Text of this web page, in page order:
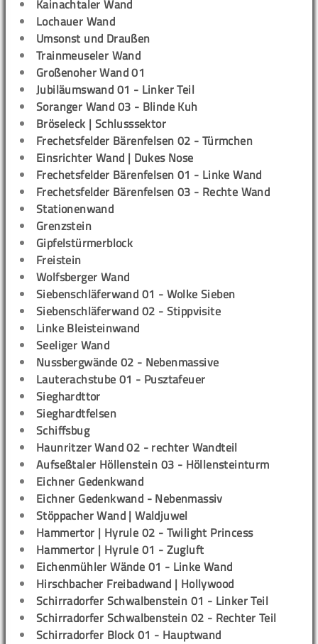
Kainachtaler Wand
Lochauer Wand
Umsonst und Draußen
Trainmeuseler Wand
Großenoher Wand 01
Jubiläumswand 01 - Linker Teil
Soranger Wand 03 - Blinde Kuh
Bröseleck | Schlusssektor
Frechetsfelder Bärenfelsen 02 - Türmchen
Einsrichter Wand | Dukes Nose
Frechetsfelder Bärenfelsen 01 - Linke Wand
Frechetsfelder Bärenfelsen 03 - Rechte Wand
Stationenwand
Grenzstein
Gipfelstürmerblock
Freistein
Wolfsberger Wand
Siebenschläferwand 01 - Wolke Sieben
Siebenschläferwand 02 - Stippvisite
Linke Bleisteinwand
Seeliger Wand
Nussbergwände 02 - Nebenmassive
Lauterachstube 01 - Pusztafeuer
Sieghardttor
Sieghardtfelsen
Schiffsbug
Haunritzer Wand 02 - rechter Wandteil
Aufseßtaler Höllenstein 03 - Höllensteinturm
Eichner Gedenkwand
Eichner Gedenkwand - Nebenmassiv
Stöppacher Wand | Waldjuwel
Hammertor | Hyrule 02 - Twilight Princess
Hammertor | Hyrule 01 - Zugluft
Eichenmühler Wände 01 - Linke Wand
Hirschbacher Freibadwand | Hollywood
Schirradorfer Schwalbenstein 01 - Linker Teil
Schirradorfer Schwalbenstein 02 - Rechter Teil
Schirradorfer Block 01 - Hauptwand